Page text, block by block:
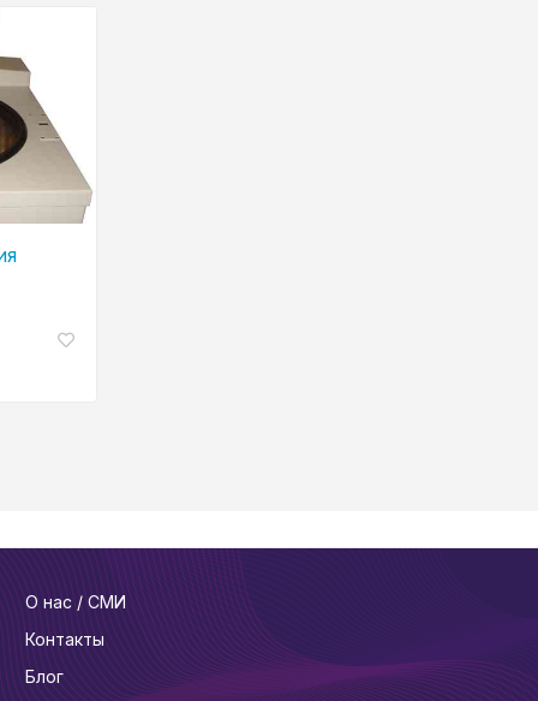
О нас / СМИ
Контакты
Блог